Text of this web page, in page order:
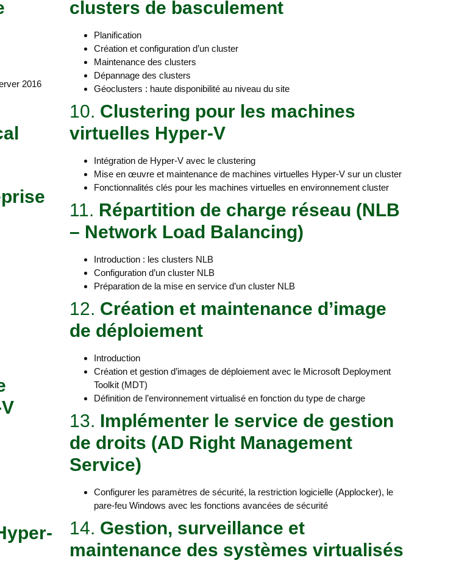
2016
clusters de basculement
Planification
Création et configuration d’un cluster
Maintenance des clusters
Dépannage des clusters
Géoclusters : haute disponibilité au niveau du site
10. Clustering pour les machines
virtuelles Hyper-V
Intégration de Hyper-V avec le clustering
Mise en œuvre et maintenance de machines virtuelles Hyper-V sur un cluster
Fonctionnalités clés pour les machines virtuelles en environnement cluster
11. Répartition de charge réseau (NLB
– Network Load Balancing)
Introduction : les clusters NLB
Configuration d’un cluster NLB
Préparation de la mise en service d’un cluster NLB
12. Création et maintenance d’image
de déploiement
Introduction
Création et gestion d’images de déploiement avec le Microsoft Deployment
Toolkit (MDT)
Définition de l’environnement virtualisé en fonction du type de charge
13. Implémenter le service de gestion
de droits (AD Right Management
Service)
Configurer les paramètres de sécurité, la restriction logicielle (Applocker), le
pare-feu Windows avec les fonctions avancées de sécurité
14. Gestion, surveillance et
maintenance des systèmes virtualisés